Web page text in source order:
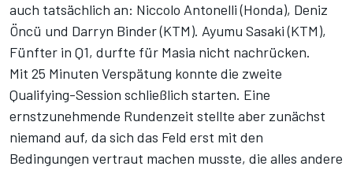
auch tatsächlich an: Niccolo Antonelli (Honda), Deniz
Öncü und Darryn Binder (KTM). Ayumu Sasaki (KTM),
Fünfter in Q1, durfte für Masia nicht nachrücken.
Mit 25 Minuten Verspätung konnte die zweite
Qualifying-Session schließlich starten. Eine
ernstzunehmende Rundenzeit stellte aber zunächst
niemand auf, da sich das Feld erst mit den
Bedingungen vertraut machen musste, die alles andere